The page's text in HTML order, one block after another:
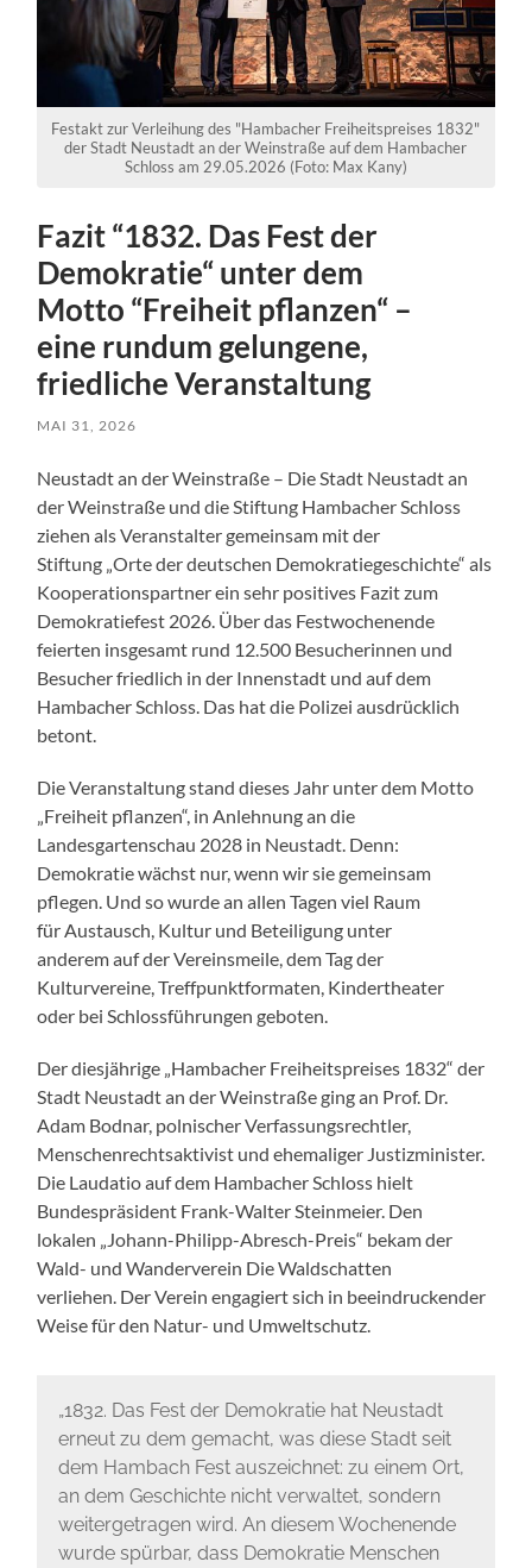
Festakt zur Verleihung des "Hambacher Freiheitspreises 1832"
der Stadt Neustadt an der Weinstraße auf dem Hambacher
Schloss am 29.05.2026 (Foto: Max Kany)
Fazit “1832. Das Fest der
Demokratie“ unter dem
Motto “Freiheit pflanzen“ –
eine rundum gelungene,
friedliche Veranstaltung
MAI 31, 2026
Neustadt an der Weinstraße – Die Stadt Neustadt an
der Weinstraße und die Stiftung Hambacher Schloss
ziehen als Veranstalter gemeinsam mit der
Stiftung „Orte der deutschen Demokratiegeschichte“ als
Kooperationspartner ein sehr positives Fazit zum
Demokratiefest 2026. Über das Festwochenende
feierten insgesamt rund 12.500 Besucherinnen und
Besucher friedlich in der Innenstadt und auf dem
Hambacher Schloss. Das hat die Polizei ausdrücklich
betont.
Die Veranstaltung stand dieses Jahr unter dem Motto
„Freiheit pflanzen“, in Anlehnung an die
Landesgartenschau 2028 in Neustadt. Denn:
Demokratie wächst nur, wenn wir sie gemeinsam
pflegen. Und so wurde an allen Tagen viel Raum
für Austausch, Kultur und Beteiligung unter
anderem auf der Vereinsmeile, dem Tag der
Kulturvereine, Treffpunktformaten, Kindertheater
oder bei Schlossführungen geboten.
Der diesjährige „Hambacher Freiheitspreises 1832“ der
Stadt Neustadt an der Weinstraße ging an Prof. Dr.
Adam Bodnar, polnischer Verfassungsrechtler,
Menschenrechtsaktivist und ehemaliger Justizminister.
Die Laudatio auf dem Hambacher Schloss hielt
Bundespräsident Frank-Walter Steinmeier. Den
lokalen „Johann-Philipp-Abresch-Preis“ bekam der
Wald- und Wanderverein Die Waldschatten
verliehen. Der Verein engagiert sich in beeindruckender
Weise für den Natur- und Umweltschutz.
„1832. Das Fest der Demokratie hat Neustadt
erneut zu dem gemacht, was diese Stadt seit
dem Hambach Fest auszeichnet: zu einem Ort,
an dem Geschichte nicht verwaltet, sondern
weitergetragen wird. An diesem Wochenende
wurde spürbar, dass Demokratie Menschen